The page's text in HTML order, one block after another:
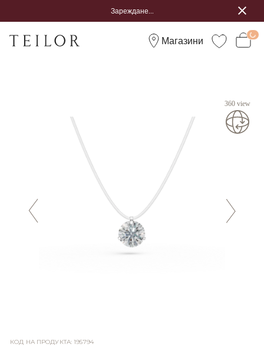
Зареждане...
Магазини
360 view
КОД НА ПРОДУКТА:195794